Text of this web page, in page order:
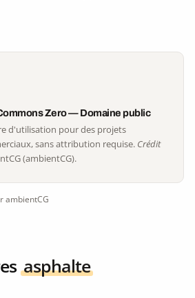
Zero — Domaine public
d'utilisation pour des projets
sans attribution requise. Crédit
(ambientCG).
ambientCG
asphalte